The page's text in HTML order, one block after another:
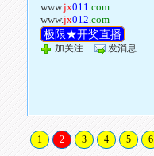
www.jx011.com
www.jx012.com
极限★开奖直播
加关注 发消息
1 2 3 4 5 6